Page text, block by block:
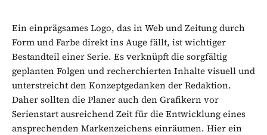
Ein einprägsames Logo, das in Web und Zeitung durch
Form und Farbe direkt ins Auge fällt, ist wichtiger
Bestandteil einer Serie. Es verknüpft die sorgfältig
geplanten Folgen und recherchierten Inhalte visuell und
unterstreicht den Konzeptgedanken der Redaktion.
Daher sollten die Planer auch den Grafikern vor
Serienstart ausreichend Zeit für die Entwicklung eines
ansprechenden Markenzeichens einräumen. Hier ein